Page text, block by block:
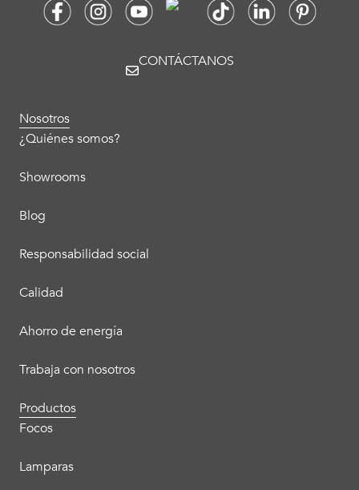
Nosotros
¿Quiénes somos?
Showrooms
Blog
Responsabilidad social
Calidad
Ahorro de energía
Trabaja con nosotros
Productos
Focos
Lamparas
CONTÁCTANOS